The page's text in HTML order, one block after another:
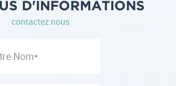
D'INFORMATIONS
contactez nous